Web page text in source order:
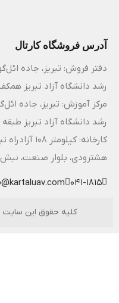
آدرس فروشگاه کارتال
دفتر فروش: تبریز، جاده
رشد دانشگاه آزاد تبریز
مرکز آموزش: تبریز، جاده
رشد دانشگاه آزاد تبریز طبقه 3
کارخانه:
هشترودی، بلوار صنعت،
041-1815
کلیه حقوق این